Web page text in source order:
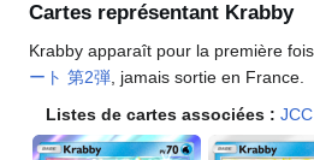
Cartes représentant Krabby
Krabby apparaît pour la première
ート 第2弾, jamais sortie en France.
Listes de cartes associées : JCC